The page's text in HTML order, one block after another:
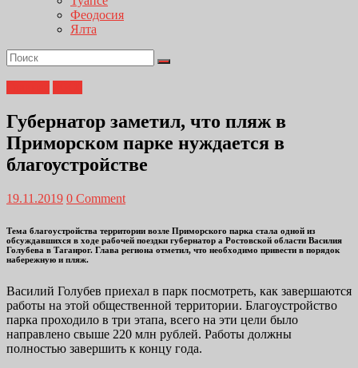
Феодосия
Ялта
Губернатор заметил, что пляж в
Приморском парке нуждается в
благоустройстве
19.11.2019 0 Comment
Тема благоустройства территории возле Приморского парка стала одной из
обсуждавшихся в ходе рабочей поездки губернатор а Ростовской области Василия
Голубева в Таганрог. Глава региона отметил, что необходимо привести в порядок
набережную и пляж.
Василий Голубев приехал в парк посмотреть, как завершаются
работы на этой общественной территории. Благоустройство
парка проходило в три этапа, всего на эти цели было
направлено свыше 220 млн рублей. Работы должны
полностью завершить к концу года.